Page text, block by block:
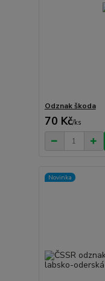
Odznak škoda
70 Kč/ks
Novinka